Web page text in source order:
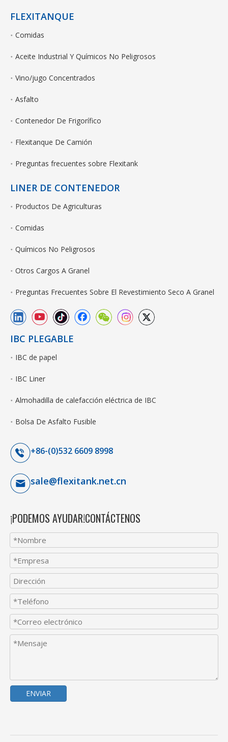
FLEXITANQUE
Comidas
Aceite Industrial Y Químicos No Peligrosos
Vino/jugo Concentrados
Asfalto
Contenedor De Frigorífico
Flexitanque De Camión
Preguntas frecuentes sobre Flexitank
LINER DE CONTENEDOR
Productos De Agriculturas
Comidas
Químicos No Peligrosos
Otros Cargos A Granel
Preguntas Frecuentes Sobre El Revestimiento Seco A Granel
IBC PLEGABLE
IBC de papel
IBC Liner
Almohadilla de calefacción eléctrica de IBC
Bolsa De Asfalto Fusible
+86-(0)532 6609 8998
sale@flexitank.net.cn
¡PODEMOS AYUDAR!CONTÁCTENOS
ENVIAR